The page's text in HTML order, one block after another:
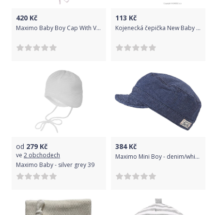
420 Kč
Maximo Baby Boy Cap With Visor - weiß-marine-palmen 47
113 Kč
Kojenecká čepička New Baby Beruška, Bílá, 56 (0-3m)
od 279 Kč
ve 2 obchodech
Maximo Baby - silver grey 39
384Kč
Maximo Mini Boy - denim/white 47